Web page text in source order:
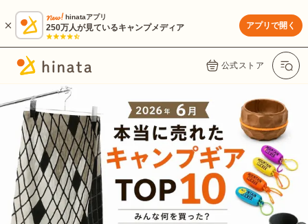
hinataアプリ
250万人が見ているキャンプメディア アプリで開く
公式ストア